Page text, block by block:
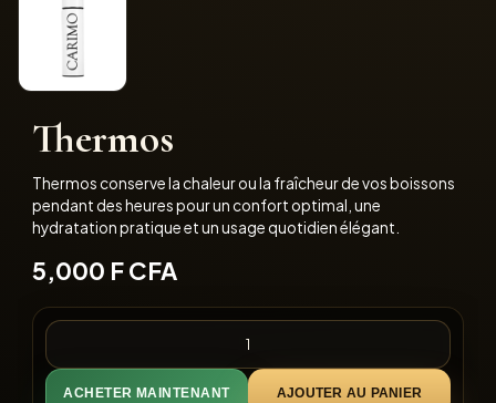
Thermos
5,000 F CFA
Thermos conserve la chaleur ou la fraîcheur de vos boissons
pendant des heures pour un confort optimal, une
hydratation pratique et un usage quotidien élégant.
AJOUTER AU PANIER
ACHETER MAINTENANT